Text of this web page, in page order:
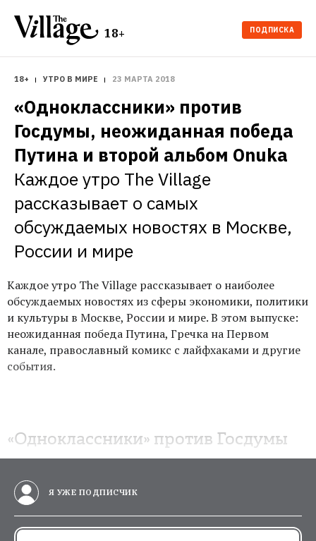
18+ ПОДПИСКА
18+ УТРО В МИРЕ 23 МАРТА 2018
«Одноклассники» против
Госдумы, неожиданная победа
Путина и второй альбом Onuka
Каждое утро The Village
рассказывает о самых
обсуждаемых новостях в Москве,
России и мире
Каждое утро The Village рассказывает о наиболее
обсуждаемых новостях из сферы экономики, политики
и культуры в Москве, России и мире. В этом выпуске:
неожиданная победа Путина, Гречка на Первом
канале, православный комикс с лайфхаками и другие
события.
«Одноклассники» против Госдумы
Я УЖЕ ПОДПИСЧИК